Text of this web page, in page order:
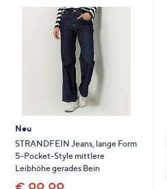
diese
anzuzeigen.
Neu
STRANDFEIN Jeans, lange Form
5-Pocket-Style mittlere
Leibhöhe gerades Bein